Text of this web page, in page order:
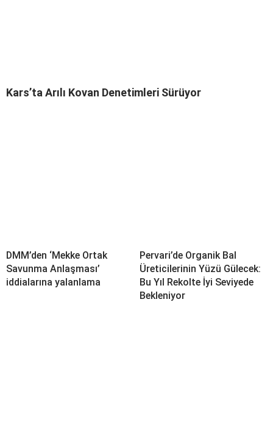
Kars’ta Arılı Kovan Denetimleri Sürüyor
DMM’den ‘Mekke Ortak
Savunma Anlaşması’
iddialarına yalanlama
Pervari’de Organik Bal
Üreticilerinin Yüzü Gülecek:
Bu Yıl Rekolte İyi Seviyede
Bekleniyor